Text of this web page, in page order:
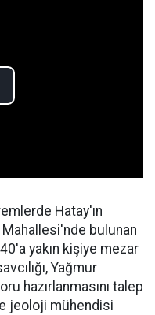
Hatay'ın
Mahallesi'nde bulunan
yakın kişiye mezar
Yağmur
hazırlanmasını talep
jeoloji mühendisi